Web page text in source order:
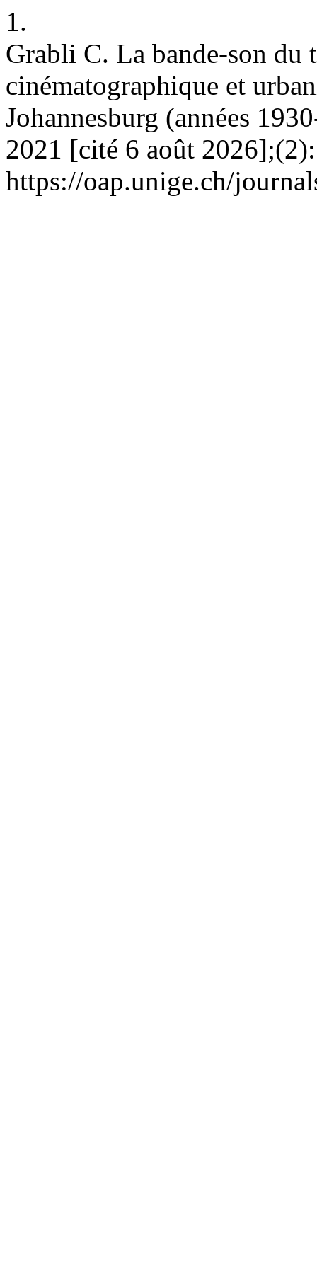
1.
Grabli C. La bande-son du
cinématographique et
Johannesburg (années
2021 [cité 6 août
https://oap.unige.ch/